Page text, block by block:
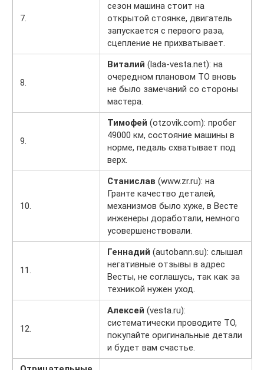
7.
сезон машина стоит на
открытой стоянке, двигатель
запускается с первого раза,
сцепление не прихватывает.
8.
Виталий (lada-vesta.net): на
очередном плановом ТО вновь
не было замечаний со стороны
мастера.
9.
Тимофей (otzovik.com): пробег
49000 км, состояние машины в
норме, педаль схватывает под
верх.
10.
Станислав (www.zr.ru): на
Гранте качество деталей,
механизмов было хуже, в Весте
инженеры доработали, немного
усовершенствовали.
11.
Геннадий (autobann.su): слышал
негативные отзывы в адрес
Весты, не соглашусь, так как за
техникой нужен уход.
12.
Алексей (vesta.ru):
систематически проводите ТО,
покупайте оригинальные детали
и будет вам счастье.